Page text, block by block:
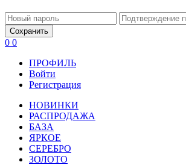
Сохранить
0 0
ПРОФИЛЬ
Войти
Регистрация
НОВИНКИ
РАСПРОДАЖА
БАЗА
ЯРКОЕ
СЕРЕБРО
ЗОЛОТО